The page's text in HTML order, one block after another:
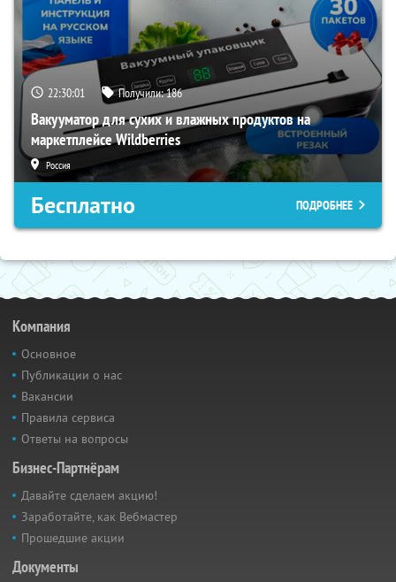
22:30:00 Получили:186
Вакууматор для сухих и влажных продуктов на
маркетплейсе Wildberries
Россия
Бесплатно ПОДРОБНЕЕ
Компания
Основное
Публикации о нас
Вакансии
Правила сервиса
Ответы на вопросы
Бизнес-Партнёрам
Давайте сделаем акцию!
Заработайте, как Вебмастер
Прошедшие акции
Документы